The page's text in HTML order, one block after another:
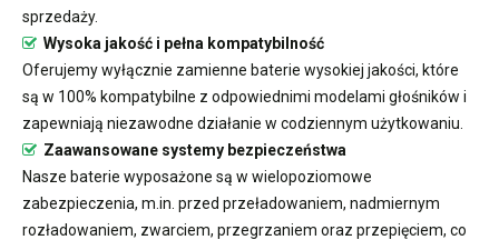
sprzedaży.
Wysoka jakość i pełna kompatybilność
Oferujemy wyłącznie zamienne baterie wysokiej jakości, które
są w 100% kompatybilne z odpowiednimi modelami głośników i
zapewniają niezawodne działanie w codziennym użytkowaniu.
Zaawansowane systemy bezpieczeństwa
Nasze baterie wyposażone są w wielopoziomowe
zabezpieczenia, m.in. przed przeładowaniem, nadmiernym
rozładowaniem, zwarciem, przegrzaniem oraz przepięciem, co